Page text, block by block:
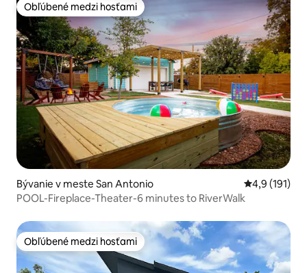
Obľúbené medzi hosťami
Obľúbené medzi hosťami
Bývanie v meste San Antonio Priemerné
4,9 (191)
POOL-Fireplace-Theater-6 minutes to RiverWalk
Obľúbené medzi hosťami
Obľúbené medzi hosťami